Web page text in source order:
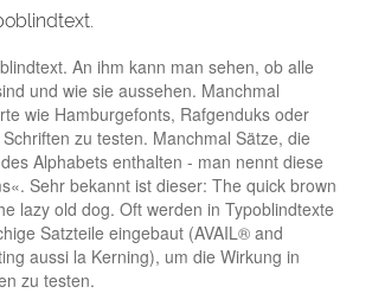
An ihm kann man sehen, ob alle
und wie sie aussehen. Manchmal
wie Hamburgefonts, Rafgenduks oder
zu testen. Manchmal Sätze, die
Alphabets enthalten - man nennt diese
Sehr bekannt ist dieser: The quick brown
lazy old dog. Oft werden in Typoblindtexte
Satzteile eingebaut (AVAIL® and
aussi la Kerning), um die Wirkung in
zu testen.